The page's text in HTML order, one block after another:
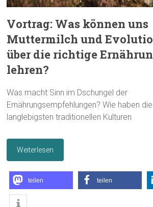
Vortrag: Was können uns
Muttermilch und
über die richtige
lehren?
Was macht Sinn im Dschungel der
Ernährungsempfehlungen? Wie haben
langlebigsten traditionellen Kulturen
Weiterlesen
teilen teilen